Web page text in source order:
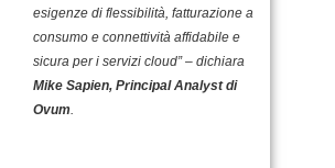
esigenze di flessibilità, fatturazione a
consumo e connettività affidabile e
sicura per i servizi cloud” – dichiara
Mike Sapien, Principal Analyst di
Ovum